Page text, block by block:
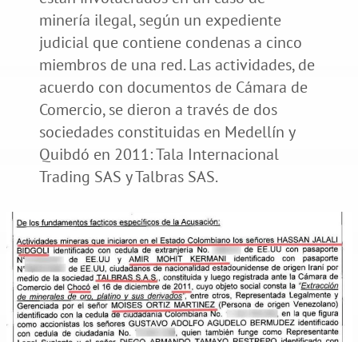
minería ilegal, según un expediente
judicial que contiene condenas a cinco
miembros de una red. Las actividades, de
acuerdo con documentos de Cámara de
Comercio, se dieron a través de dos
sociedades constituidas en Medellín y
Quibdó en 2011: Tala Internacional
Trading SAS y Talbras SAS.